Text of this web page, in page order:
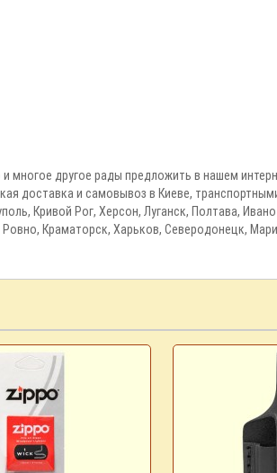
многое другое рады предложить в нашем
доставка и самовывоз в Киеве,
Кривой Рог, Херсон, Луганск, Полтава,
Краматорск, Харьков, Северодонецк,